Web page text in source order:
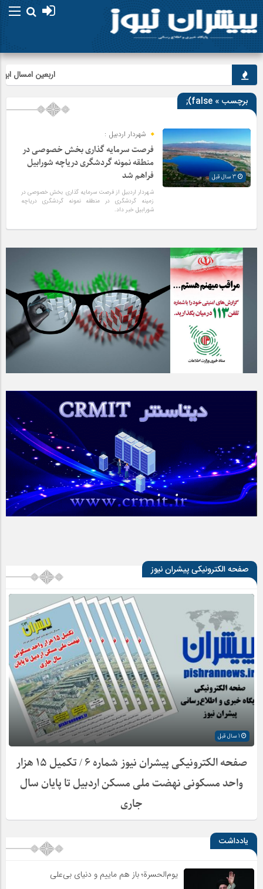
اربعین امسال
برچسب » false);
شهردار اردبیل :
فرصت سرمایه گذاری بخش خصوصی در
منطقه نمونه گردشگری دریاچه شورابیل
فراهم شد
شهردار اردبیل از فرصت سرمایه گذاری بخش خصوصی در
زمینه گردشگری در منطقه نمونه گردشگری دریاچه
شورابیل خبر داد.
صفحه الکترونیکی پیشران نیوز
صفحه الکترونیکی پیشران نیوز شماره ۶ / تکمیل ۱۵ هزار
واحد مسکونی نهضت ملی مسکن اردبیل تا پایان سال
جاری
یادداشت
یوم‌الحسرة؛ باز هم ماییم و دنیای بی‌علی